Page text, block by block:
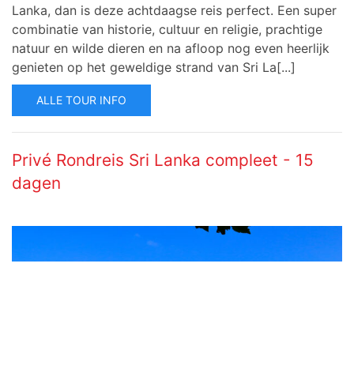
Lanka, dan is deze achtdaagse reis perfect. Een super
combinatie van historie, cultuur en religie, prachtige
natuur en wilde dieren en na afloop nog even heerlijk
genieten op het geweldige strand van Sri La[...]
ALLE TOUR INFO
Privé Rondreis Sri Lanka compleet - 15
dagen